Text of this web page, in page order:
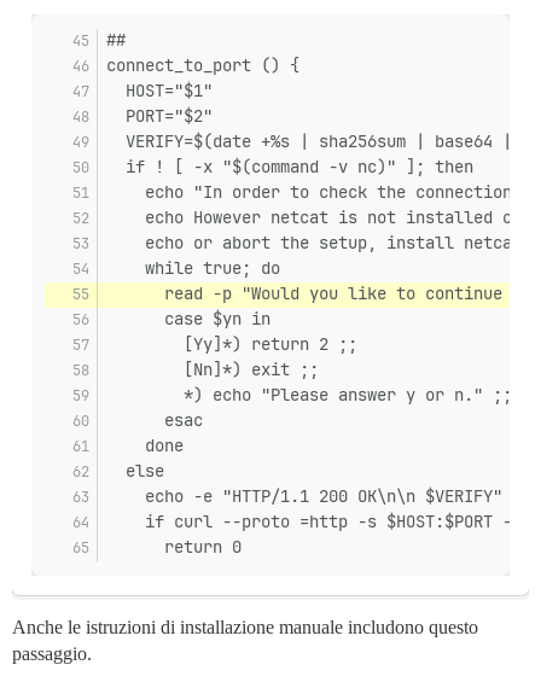
##
connect_to_port () {
  HOST="$1"
  PORT="$2"
VERIFY=$(date +%s | sha256sum | base64 |
  if ! [ -x "$(command -v nc)" ]; then
echo "In order to check the connection
echo However netcat is not installed on
echo or abort the setup, install netcat
    while true; do
read -p "Would you like to continue
      case $yn in
        [Yy]*) return 2 ;;
        [Nn]*) exit ;;
        *) echo "Please answer y or n." ;;
      esac
    done
  else
echo -e "HTTP/1.1 200 OK\n\n $VERIFY" |
if curl --proto =http -s $HOST:$PORT --
      return 0
Anche le istruzioni di installazione manuale includono questo
passaggio.